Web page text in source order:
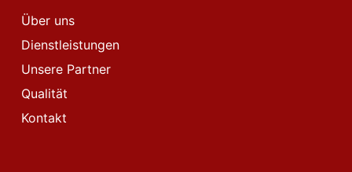
Über uns
Dienstleistungen
Unsere Partner
Qualität
Kontakt